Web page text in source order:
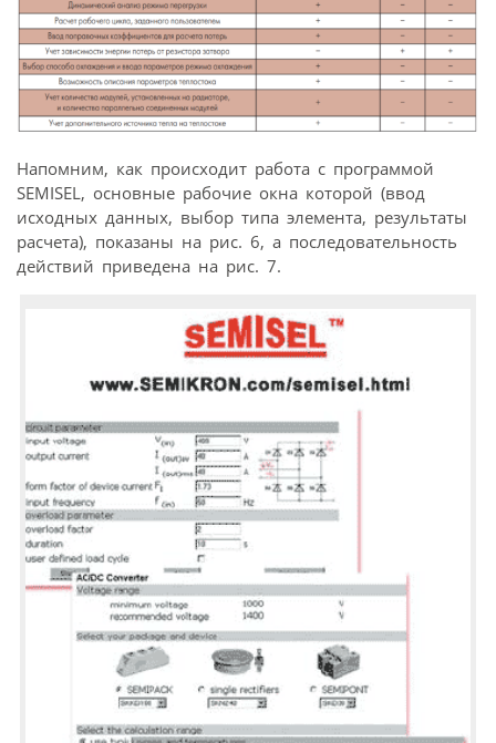
Напомним, как происходит работа с программой
SEMISEL, основные рабочие окна которой (ввод
исходных данных, выбор типа элемента, результаты
расчета), показаны на рис. 6, а последовательность
действий приведена на рис. 7.